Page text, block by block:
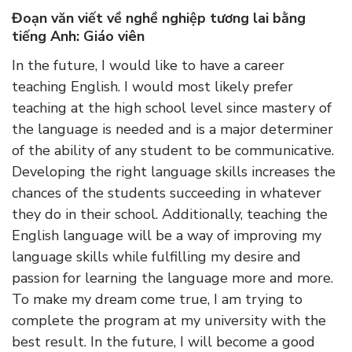
Đoạn văn viết về nghề nghiệp tương lai bằng
tiếng Anh: Giáo viên
In the future, I would like to have a career
teaching English. I would most likely prefer
teaching at the high school level since mastery of
the language is needed and is a major determiner
of the ability of any student to be communicative.
Developing the right language skills increases the
chances of the students succeeding in whatever
they do in their school. Additionally, teaching the
English language will be a way of improving my
language skills while fulfilling my desire and
passion for learning the language more and more.
To make my dream come true, I am trying to
complete the program at my university with the
best result. In the future, I will become a good